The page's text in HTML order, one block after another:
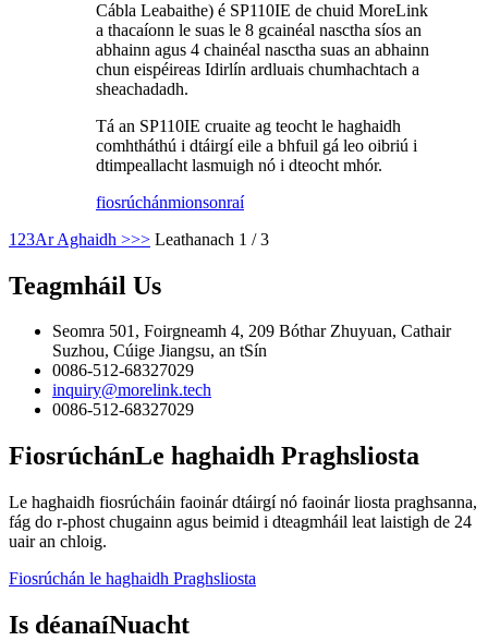
Cábla Leabaithe) é SP110IE de chuid MoreLink
a thacaíonn le suas le 8 gcainéal nasctha síos an
abhainn agus 4 chainéal nasctha suas an abhainn
chun eispéireas Idirlín ardluais chumhachtach a
sheachadadh.
Tá an SP110IE cruaite ag teocht le haghaidh
comhtháthú i dtáirgí eile a bhfuil gá leo oibriú i
dtimpeallacht lasmuigh nó i dteocht mhór.
fiosrúchánmionsonraí
1 23Ar Aghaidh >>> Leathanach 1 / 3
Teagmháil Us
Seomra 501, Foirgneamh 4, 209 Bóthar Zhuyuan, Cathair
Suzhou, Cúige Jiangsu, an tSín
0086-512-68327029
inquiry@morelink.tech
0086-512-68327029
FiosrúchánLe haghaidh Praghsliosta
Le haghaidh fiosrúcháin faoinár dtáirgí nó faoinár liosta praghsanna,
fág do r-phost chugainn agus beimid i dteagmháil leat laistigh de 24
uair an chloig.
Fiosrúchán le haghaidh Praghsliosta
Is déanaíNuacht